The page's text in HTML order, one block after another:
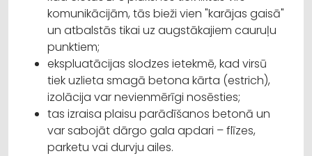
komunikācijām, tās bieži vien "karājas gaisā"
un atbalstās tikai uz augstākajiem cauruļu
punktiem;
ekspluatācijas slodzes ietekmē, kad virsū
tiek uzlieta smagā betona kārta (estrich),
izolācija var nevienmērīgi nosēsties;
tas izraisa plaisu parādīšanos betonā un
var sabojāt dārgo gala apdari – flīzes,
parketu vai durvju ailes.